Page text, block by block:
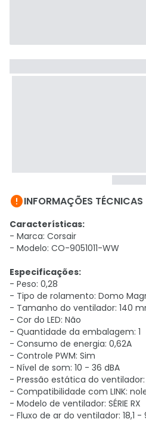
INFORMAÇÕES TÉCNICAS
Características:
- Marca: Corsair
- Modelo: CO-9051011-WW
Especificações:
- Peso: 0,28
- Tipo de rolamento: Domo
- Tamanho do ventilador: 140
- Cor do LED: Não
- Quantidade da embalagem: 1
- Consumo de energia: 0,62A
- Controle PWM: Sim
- Nível de som: 10 - 36 dBA
- Pressão estática do
- Compatibilidade com LINK:
- Modelo de ventilador: SÉRIE RX
- Fluxo de ar do ventilador: 18,1 -